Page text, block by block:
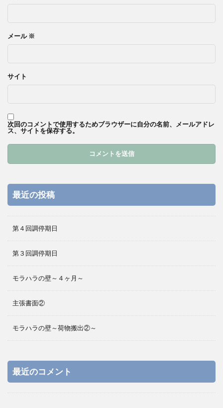
メール ※
サイト
次回のコメントで使用するためブラウザーに自分の名前、メールアドレ
ス、サイトを保存する。
最近の投稿
第４回調停期日
第３回調停期日
モラハラの壁～４ヶ月～
主張書面②
モラハラの壁～荷物搬出②～
最近のコメント